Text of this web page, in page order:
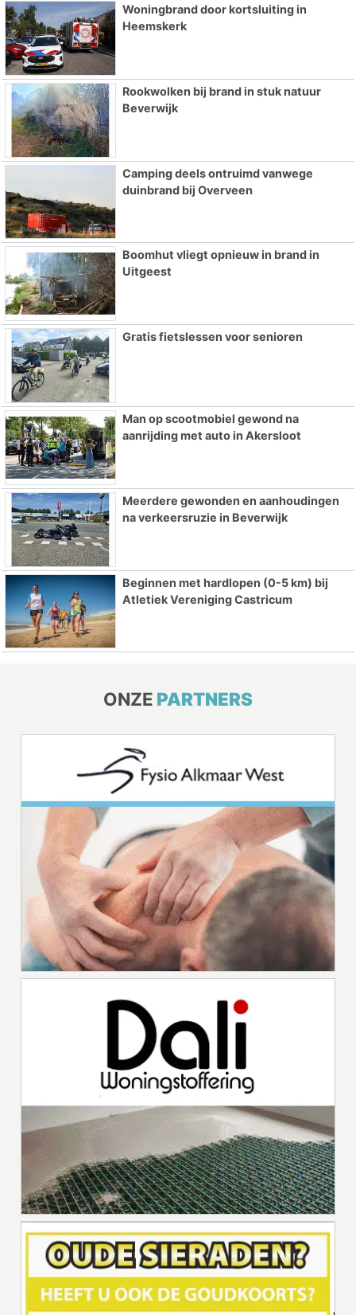
Woningbrand door kortsluiting in
Heemskerk
Rookwolken bij brand in stuk natuur
Beverwijk
Camping deels ontruimd vanwege
duinbrand bij Overveen
Boomhut vliegt opnieuw in brand in
Uitgeest
Gratis fietslessen voor senioren
Man op scootmobiel gewond na
aanrijding met auto in Akersloot
Meerdere gewonden en aanhoudingen
na verkeersruzie in Beverwijk
Beginnen met hardlopen (0-5 km) bij
Atletiek Vereniging Castricum
ONZE PARTNERS